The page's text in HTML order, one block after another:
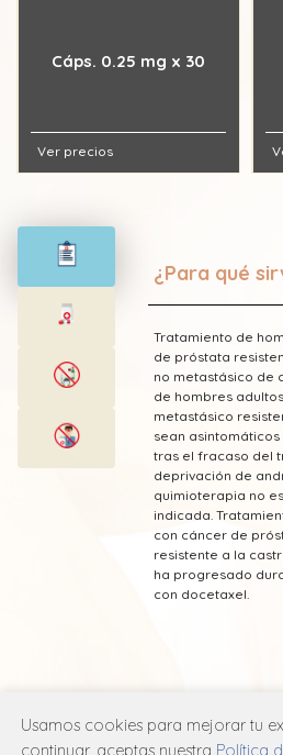
Cáps. 0.25 mg x 30
Ver precios
¿Para qué
Tratamiento de
de próstata
no metastásico de
de hombres
metastásico
sean
tras el fracaso del
deprivación de
quimioterapia no
indicada.
con cáncer de
resistente a la
ha progresado
con docetaxel.
* Esta información
Pfizer publicada en
Usamos cookies para mejorar tu
continuar, aceptas nuestra Política